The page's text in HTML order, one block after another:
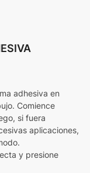
adhesiva en
Comience
si fuera
aplicaciones,
y presione